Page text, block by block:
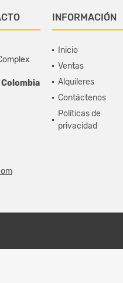
INFORMACIÓN
Inicio
Ventas
Alquileres
Contáctenos
Políticas de
privacidad